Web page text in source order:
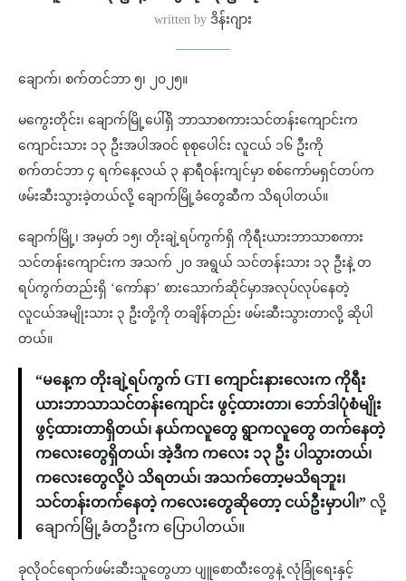
written by ဒိန်းဂျား
ချောက်၊ စက်တင်ဘာ ၅၊ ၂၀၂၅။
မကွေးတိုင်း၊ ချောက်မြို့ပေါ်ရှိ ဘာသာစကားသင်တန်းကျောင်းက
ကျောင်းသား ၁၃ ဦးအပါအဝင် စုစုပေါင်း လူငယ် ၁၆ ဦးကို
စက်တင်ဘာ ၄ ရက်နေ့လယ် ၃ နာရီဝန်းကျင်မှာ စစ်ကော်မရှင်တပ်က
ဖမ်းဆီးသွားခဲ့တယ်လို့ ချောက်မြို့ခံတွေဆီက သိရပါတယ်။
ချောက်မြို့၊ အမှတ် ၁၅၊ တိုးချဲ့ရပ်ကွက်ရှိ ကိုရီးယားဘာသာစကား
သင်တန်းကျောင်းက အသက် ၂၀ အရွယ် သင်တန်းသား ၁၃ ဦးနဲ့ တ
ရပ်ကွက်တည်းရှိ ‘ကော်နာ’ စားသောက်ဆိုင်မှာအလုပ်လုပ်နေတဲ့
လူငယ်အမျိုးသား ၃ ဦးတို့ကို တချိန်တည်း ဖမ်းဆီးသွားတာလို့ ဆိုပါ
တယ်။
“မနေ့က တိုးချဲ့ရပ်ကွက် GTI ကျောင်းနားလေးက ကိုရီး
ယားဘာသာသင်တန်းကျောင်း ဖွင့်ထားတာ၊ ဘော်ဒါပုံစံမျိုး
ဖွင့်ထားတာရှိတယ်၊ နယ်ကလူတွေ ရွာကလူတွေ တက်နေတဲ့
ကလေးတွေရှိတယ်၊ အဲ့ဒီက ကလေး ၁၃ ဦး ပါသွားတယ်၊
ကလေးတွေလို့ပဲ သိရတယ်၊ အသက်တော့မသိရဘူး၊
သင်တန်းတက်နေတဲ့ ကလေးတွေဆိုတော့ ငယ်ဦးမှာပါ၊” လို့
ချောက်မြို့ခံတဦးက ပြောပါတယ်။
ခုလိုဝင်ရောက်ဖမ်းဆီးသူတွေဟာ ပျူစောထီးတွေနဲ့ လုံခြုံရေးနှင့်